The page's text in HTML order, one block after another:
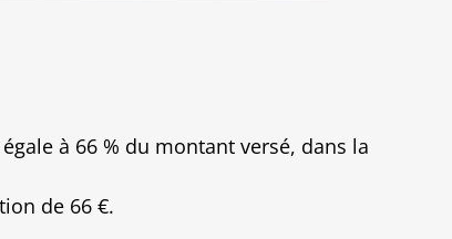
à 66 % du montant versé, dans la
de 66 €.